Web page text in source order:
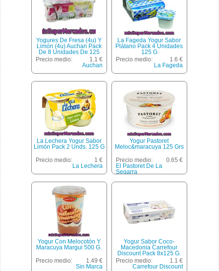
Yogures De Fresa (4u) Y
Limón (4u) Auchan Pack
De 8 Unidades De 125
Gramos
Precio medio:
1.1 €
Auchan
La Fageda Yogur Sabor
Plátano Pack 4 Unidades
125 G
Precio medio:
1.6 €
La Fageda
La Lechera Yogur Sabor
Limón Pack 2 Unds. 125 G
Precio medio:
1 €
La Lechera
Yogur Pastoret
Meloc&maracuya 125 Grs
Precio medio:
0.65 €
El Pastoret De La
Segarra
Yogur Con Melocotón Y
Maracuya Margui 500 G.
Precio medio:
1.49 €
Sin Marca
Yogur Sabor Coco-
Macedonia Carrefour
Discount Pack 8x125 G.
Precio medio:
1.1 €
Carrefour Discount